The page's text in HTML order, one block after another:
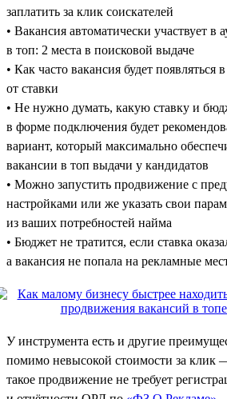
заплатить за клик соискателей
• Вакансия автоматически участвует в
в топ: 2 места в поисковой выдаче
• Как часто вакансия будет появляться
от ставки
• Не нужно думать, какую ставку и
в форме подключения будет
вариант, который максимально
вакансии в топ выдачи у кандидатов
• Можно запустить продвижение с
настройками или же указать свои
из ваших потребностей найма
• Бюджет не тратится, если ставка
а вакансия не попала на рекламные
У инструмента есть и другие
помимо невысокой стоимости за клик
такое продвижение не требует